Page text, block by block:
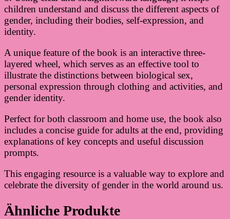
children understand and discuss the different aspects of
gender, including their bodies, self-expression, and
identity.
A unique feature of the book is an interactive three-
layered wheel, which serves as an effective tool to
illustrate the distinctions between biological sex,
personal expression through clothing and activities, and
gender identity.
Perfect for both classroom and home use, the book also
includes a concise guide for adults at the end, providing
explanations of key concepts and useful discussion
prompts.
This engaging resource is a valuable way to explore and
celebrate the diversity of gender in the world around us.
Ähnliche Produkte